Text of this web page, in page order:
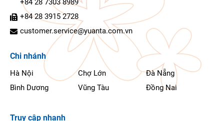
+84 28 7303 8989
+84 28 3915 2728
customer.service@yuanta.com.vn
Chi nhánh
Hà Nội Chợ Lớn
Đà Nẵng
Bình Dương
Vũng Tàu Đồng Nai
Truy cập nhanh